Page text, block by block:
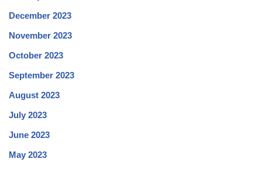
December 2023
November 2023
October 2023
September 2023
August 2023
July 2023
June 2023
May 2023